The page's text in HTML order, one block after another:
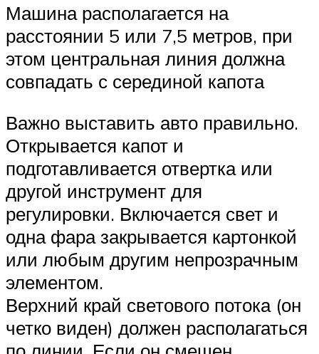
Машина располагается на
расстоянии 5 или 7,5 метров, при
этом центральная линия должна
совпадать с серединой капота
Важно выставить авто правильно.
Открывается капот и
подготавливается отвертка или
другой инструмент для
регулировки. Включается свет и
одна фара закрывается картонкой
или любым другим непрозрачным
элементом.
Верхний край светового потока (он
четко виден) должен располагаться